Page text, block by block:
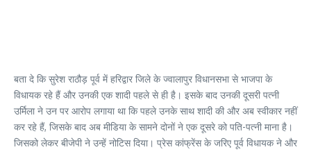
बता दे कि सुरेश राठौड़ पूर्व में हरिद्वार जिले के ज्वालापुर विधानसभा से भाजपा के
विधायक रहे हैं और उनकी एक शादी पहले से ही है। इसके बाद उनकी दूसरी पत्नी
उर्मिला ने उन पर आरोप लगाया था कि पहले उनके साथ शादी की और अब स्वीकार नहीं
कर रहे हैं, जिसके बाद अब मीडिया के सामने दोनों ने एक दूसरे को पति-पत्नी माना है।
जिसको लेकर बीजेपी ने उन्हें नोटिस दिया। प्रेस कांफ्रेंस के जरिए पूर्व विधायक ने और